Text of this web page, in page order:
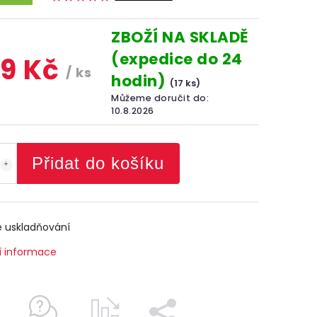
Kč / ks
ZBOŽÍ NA SKLADĚ
(expedice do 24
hodin) (17 ks)
Můžeme doručit do:
10.8.2026
Přidat do košíku
uskladňování
informace